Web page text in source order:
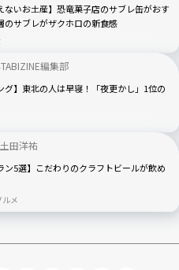
ないお土産】恐竜菓子店のサブレ缶がおす
のサブレがザクホロの新食感
TABIZINE編集部
グ】東北の人は早寝！「夜更かし」1位の
土田洋祐
ン5選】こだわりのクラフトビールが飲め
ルメ